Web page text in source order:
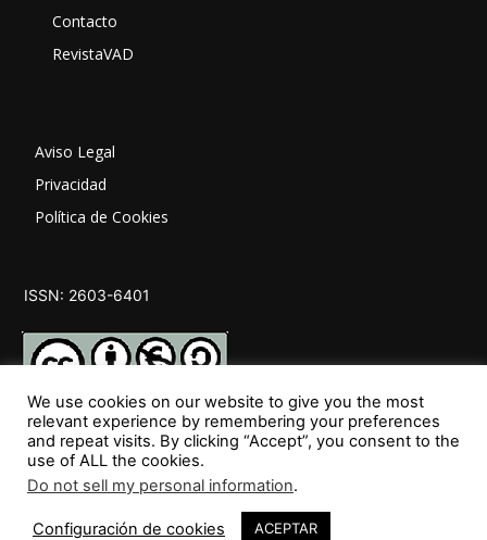
Contacto
RevistaVAD
Aviso Legal
Privacidad
Política de Cookies
ISSN: 2603-6401
SÍGUENOS
We use cookies on our website to give you the most
relevant experience by remembering your preferences
and repeat visits. By clicking “Accept”, you consent to the
use of ALL the cookies.
Do not sell my personal information.
Configuración de cookies ACEPTAR